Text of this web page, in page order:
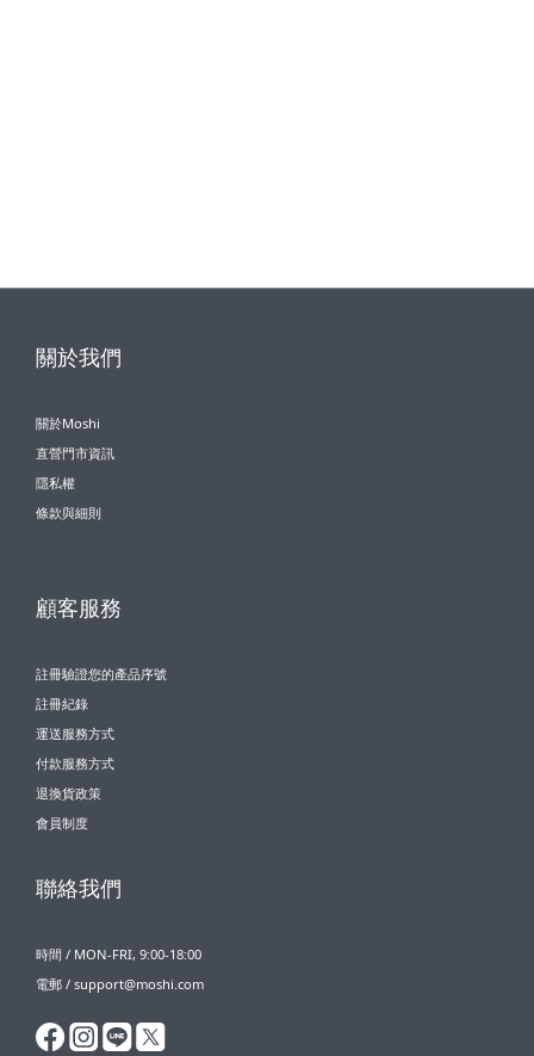
關於我們
關於Moshi
直營門市資訊
隱私權
條款與細則
顧客服務
註冊驗證您的產品序號
註冊紀錄
運送服務方式
付款服務方式
退換貨政策
會員制度
聯絡我們
時間 / MON-FRI, 9:00-18:00
電郵 / support@moshi.com